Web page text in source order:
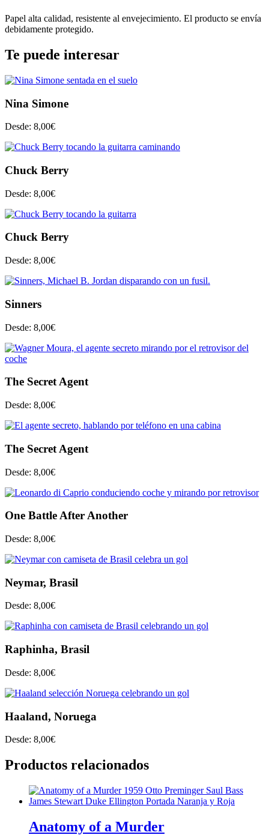
Papel alta calidad, resistente al envejecimiento. El producto se envía
debidamente protegido.
Te puede interesar
Nina Simone
Desde: 8,00€
Chuck Berry
Desde: 8,00€
Chuck Berry
Desde: 8,00€
Sinners
Desde: 8,00€
The Secret Agent
Desde: 8,00€
The Secret Agent
Desde: 8,00€
One Battle After Another
Desde: 8,00€
Neymar, Brasil
Desde: 8,00€
Raphinha, Brasil
Desde: 8,00€
Haaland, Noruega
Desde: 8,00€
Productos relacionados
Anatomy of a Murder